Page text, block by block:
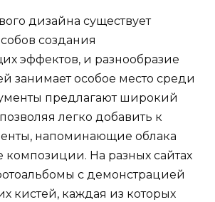
дизайна существует
создания
эффектов, и разнообразие
занимает особое место среди
предлагают широкий
легко добавить к
напоминающие облака
композиции. На разных сайтах
с демонстрацией
кистей, каждая из которых